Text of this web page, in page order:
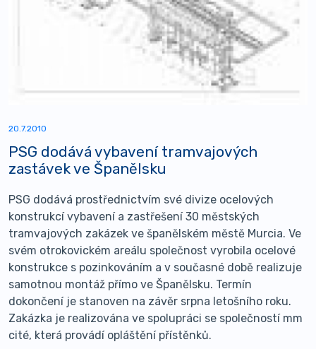
20.7.2010
PSG dodává vybavení tramvajových
zastávek ve Španělsku
PSG dodává prostřednictvím své divize ocelových
konstrukcí vybavení a zastřešení 30 městských
tramvajových zakázek ve španělském městě Murcia. Ve
svém otrokovickém areálu společnost vyrobila ocelové
konstrukce s pozinkováním a v současné době realizuje
samotnou montáž přímo ve Španělsku. Termín
dokončení je stanoven na závěr srpna letošního roku.
Zakázka je realizována ve spolupráci se společností mm
cité, která provádí opláštění přístěnků.